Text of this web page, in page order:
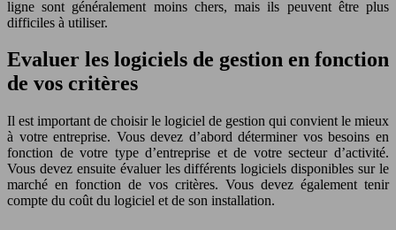
ligne sont généralement moins chers, mais ils peuvent être plus
difficiles à utiliser.
Evaluer les logiciels de gestion en fonction
de vos critères
Il est important de choisir le logiciel de gestion qui convient le mieux
à votre entreprise. Vous devez d’abord déterminer vos besoins en
fonction de votre type d’entreprise et de votre secteur d’activité.
Vous devez ensuite évaluer les différents logiciels disponibles sur le
marché en fonction de vos critères. Vous devez également tenir
compte du coût du logiciel et de son installation.